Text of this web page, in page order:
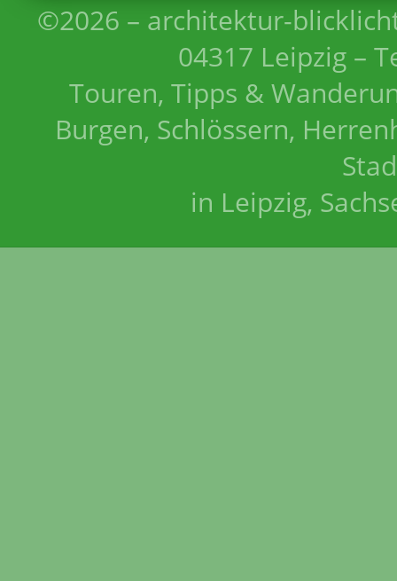
©2026 – architektur-
04317 Leipzig –
Touren, Tipps &
Burgen, Schlössern,
in Leipzig,